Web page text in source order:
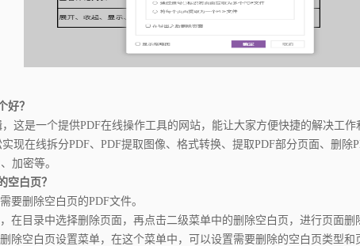
好？
是一个提供PDF在线操作工具的网站，能让大家方便快捷的解决工作
现在线拆分PDF、PDF提取图像、格式转换、提取PDF部分页面、删除
加密等。
空白页？
删除空白页的PDF文件。
目录中选择删除页面，再点击二级菜单中的删除空白页，进行页面删
空白页设置菜单，在这个菜单中，可以设置需要删除的空白页类型和